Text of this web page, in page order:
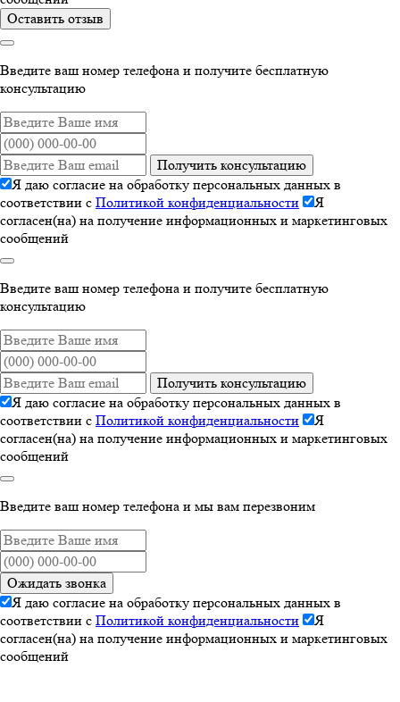
Оставить отзыв
Введите ваш номер телефона и получите бесплатную
консультацию
Получить консультацию
Я даю согласие на обработку персональных данных в
соответствии с Политикой конфиденциальности
Я
согласен(на) на получение информационных и маркетинговых
сообщений
Введите ваш номер телефона и получите бесплатную
консультацию
Получить консультацию
Я даю согласие на обработку персональных данных в
соответствии с Политикой конфиденциальности
Я
согласен(на) на получение информационных и маркетинговых
сообщений
Введите ваш номер телефона и мы вам перезвоним
Ожидать звонка
Я даю согласие на обработку персональных данных в
соответствии с Политикой конфиденциальности
Я
согласен(на) на получение информационных и маркетинговых
сообщений